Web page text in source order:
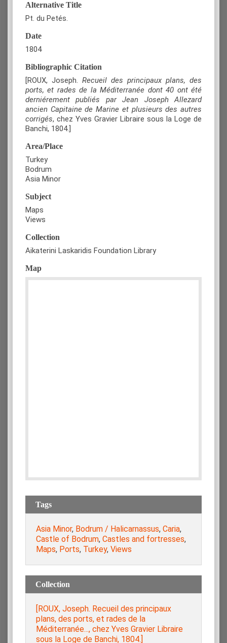
Alternative Title
Pt. du Petés.
Date
1804
Bibliographic Citation
[ROUX, Joseph. Recueil des principaux plans, des
ports, et rades de la Méditerranée dont 40 ont été
derniérement publiés par Jean Joseph Allezard
ancien Capitaine de Marine et plusieurs des autres
corrigés, chez Yves Gravier Libraire sous la Loge de
Banchi, 1804.]
Area/Place
Turkey
Bodrum
Asia Minor
Subject
Maps
Views
Collection
Aikaterini Laskaridis Foundation Library
Map
Tags
Asia Minor, Bodrum / Halicarnassus, Caria,
Castle of Bodrum, Castles and fortresses,
Maps, Ports, Turkey, Views
Collection
[ROUX, Joseph. Recueil des principaux
plans, des ports, et rades de la
Méditerranée..., chez Yves Gravier Libraire
sous la Loge de Banchi, 1804.]